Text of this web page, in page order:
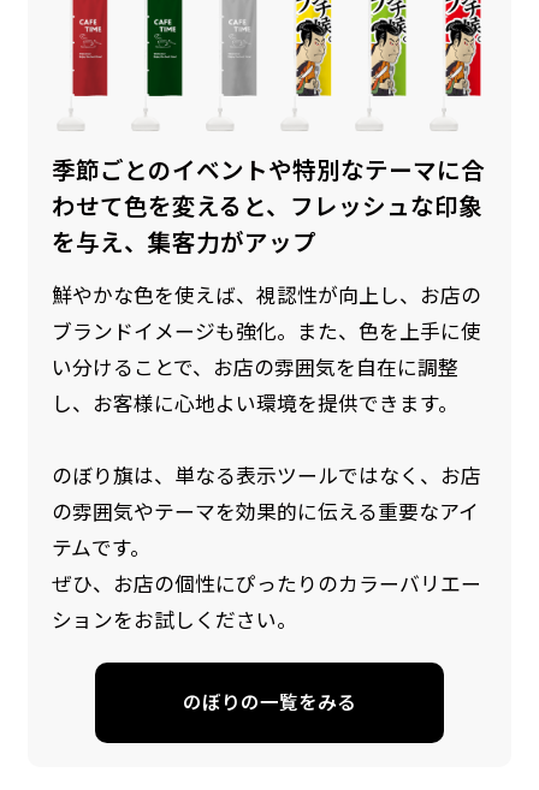
季節ごとのイベントや特別なテーマに合
わせて色を変えると、フレッシュな印象
を与え、集客力がアップ
鮮やかな色を使えば、視認性が向上し、お店の
ブランドイメージも強化。また、色を上手に使
い分けることで、お店の雰囲気を自在に調整
し、お客様に心地よい環境を提供できます。
のぼり旗は、単なる表示ツールではなく、お店
の雰囲気やテーマを効果的に伝える重要なアイ
テムです。
ぜひ、お店の個性にぴったりのカラーバリエー
ションをお試しください。
のぼりの一覧をみる
防炎加工（納期+1営業日）［ +540円 ］
のぼり旗の防炎加工は、消防法で定められてい
る場所でのぼり旗を使用する際に推奨されてい
燃えにくくなります。（燃えるというより溶け
るに近くなるイメージ）一般的な方法は、旗の